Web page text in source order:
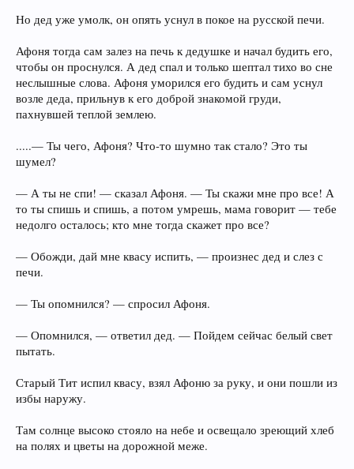
Но дед уже умолк, он опять уснул в покое на русской печи.
Афоня тогда сам залез на печь к дедушке и начал будить его,
чтобы он проснулся. А дед спал и только шептал тихо во сне
неслышные слова. Афоня уморился его будить и сам уснул
возле деда, прильнув к его доброй знакомой груди,
пахнувшей теплой землею.
.....— Ты чего, Афоня? Что-то шумно так стало? Это ты
шумел?
— А ты не спи! — сказал Афоня. — Ты скажи мне про все! А
то ты спишь и спишь, а потом умрешь, мама говорит — тебе
недолго осталось; кто мне тогда скажет про все?
— Обожди, дай мне квасу испить, — произнес дед и слез с
печи.
— Ты опомнился? — спросил Афоня.
— Опомнился, — ответил дед. — Пойдем сейчас белый свет
пытать.
Старый Тит испил квасу, взял Афоню за руку, и они пошли из
избы наружу.
Там солнце высоко стояло на небе и освещало зреющий хлеб
на полях и цветы на дорожной меже.